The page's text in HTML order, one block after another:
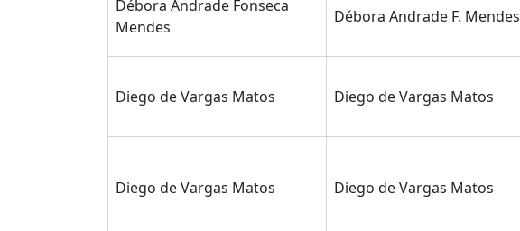
Débora Andrade Fonseca
Mendes
Débora Andrade F. Mendes
Diego de Vargas Matos Diego de Vargas Matos
Diego de Vargas Matos Diego de Vargas Matos